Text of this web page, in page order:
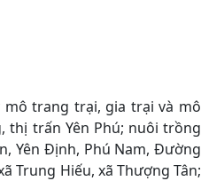
mô trang trại, gia trại và mô
thị trấn Yên Phú; nuôi trồng
Yên Định, Phú Nam, Đường
Trung Hiếu, xã Thượng Tân;